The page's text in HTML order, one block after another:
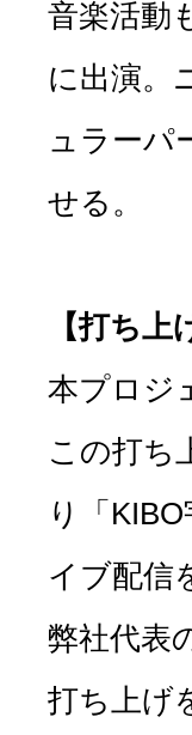
音楽活動
に出演。
ュラーパ
せる。
【打ち
本プロジ
この打ち
り「
イブ配信
弊社代表
打ち上げ